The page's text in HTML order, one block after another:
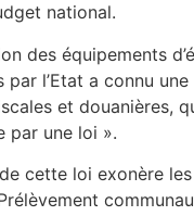
national.
des équipements
l’Etat a connu
et douanières,
par une loi ».
cette loi exonère